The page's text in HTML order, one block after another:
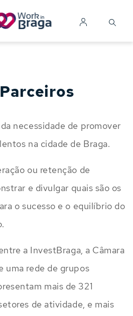
para
o
Mobile
Iniciar
Search
necessidade de promover
na cidade de Braga.
ou retenção de
e divulgar quais são os
o sucesso e o equilíbrio do
a InvestBraga, a Câmara
uma rede de grupos
mais de 321
de atividade, e mais